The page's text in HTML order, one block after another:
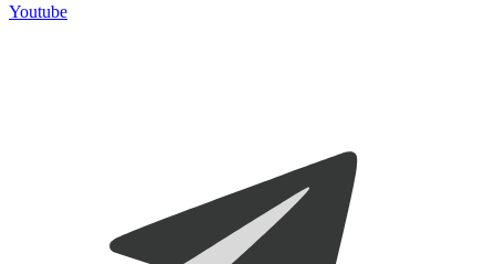
Youtube